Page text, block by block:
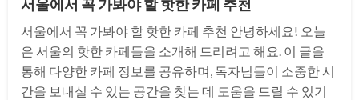
서울에서 꼭 가봐야 할 핫한 카페 추천
서울에서 꼭 가봐야 할 핫한 카페 추천 안녕하세요! 오늘
은 서울의 핫한 카페들을 소개해 드리려고 해요. 이 글을
통해 다양한 카페 정보를 공유하며, 독자님들이 소중한 시
간을 보내실 수 있는 공간을 찾는 데 도움을 드릴 수 있기